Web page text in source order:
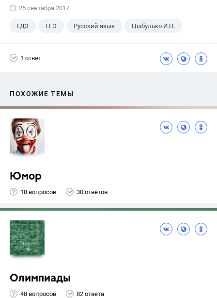
25 сентября 2017
ГДЗ ЕГЭ Русский язык Цыбулько И.П.
1 ответ
ПОХОЖИЕ ТЕМЫ
Юмор
18 вопросов 30 ответов
Олимпиады
48 вопросов 82 ответа